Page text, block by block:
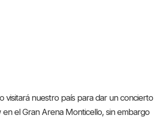
visitará nuestro país para dar un concierto
el Gran Arena Monticello, sin embargo